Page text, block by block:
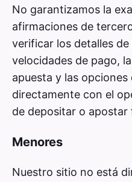
No garantizamos la
afirmaciones de
verificar los detalles de
velocidades de pago,
apuesta y las
directamente con el
de depositar o apostar
Menores
Nuestro sitio no está